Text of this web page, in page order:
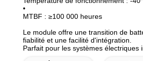
•
MTBF : ≥100 000 heures
Le module offre une transition de
fiabilité et une facilité d'intégration.
Parfait pour les systèmes